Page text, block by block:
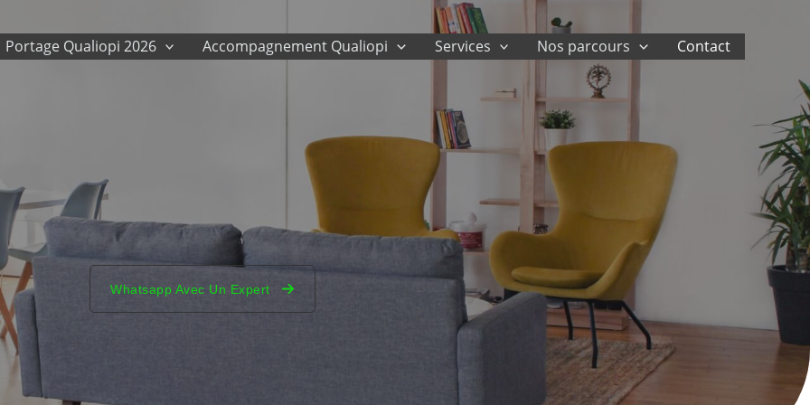
Portage Qualiopi 2026 Accompagnement Qualiopi Services Nos parcours Contact
Whatsapp Avec Un Expert